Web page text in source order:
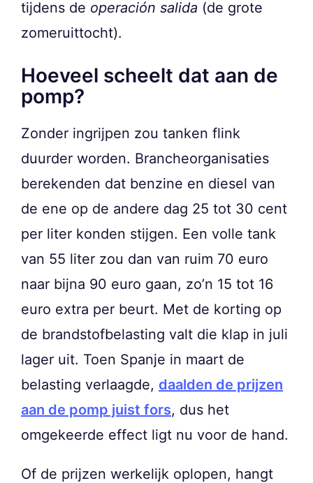
tijdens de operación salida (de grote
zomeruittocht).
Hoeveel scheelt dat aan de
pomp?
Zonder ingrijpen zou tanken flink
duurder worden. Brancheorganisaties
berekenden dat benzine en diesel van
de ene op de andere dag 25 tot 30 cent
per liter konden stijgen. Een volle tank
van 55 liter zou dan van ruim 70 euro
naar bijna 90 euro gaan, zo’n 15 tot 16
euro extra per beurt. Met de korting op
de brandstofbelasting valt die klap in juli
lager uit. Toen Spanje in maart de
belasting verlaagde, daalden de prijzen
aan de pomp juist fors, dus het
omgekeerde effect ligt nu voor de hand.
Of de prijzen werkelijk oplopen, hangt